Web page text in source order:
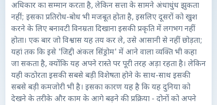
अधिकार का सम्मान करता है, लेकिन सत्ता के सामने अंधाधुंध झुकता
नहीं; इसका प्रतिरोध-बोध भी मजबूत होता है, इसलिए दूसरों को खुश
करने के लिए बनावटी विनम्रता दिखाना इसकी प्रकृति में लगभग नहीं
होता। एक बार जो विश्वास यह तय कर ले, उसे आसानी से नहीं छोड़ता;
यहां तक कि इसे 'जिद्दी अंकल सिंड्रोम' में आने वाला व्यक्ति भी कहा
जा सकता है, क्योंकि यह अपने रास्ते पर पूरी तरह अड़ा रहता है। लेकिन
यही कठोरता इसकी सबसे बड़ी विशेषता होने के साथ-साथ इसकी
सबसे बड़ी कमजोरी भी है। इसका कारण यह है कि यह दुनिया को
देखने के तरीके और काम के आगे बढ़ने की प्रक्रिया - दोनों को अपने